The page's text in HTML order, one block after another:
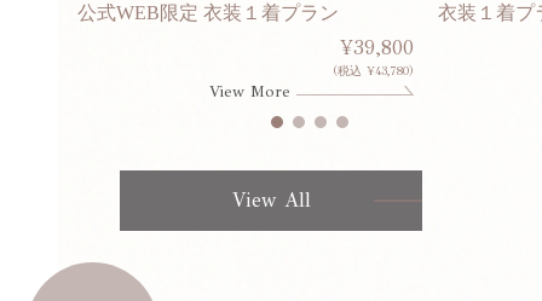
公式WEB限定 衣装１着プラン
¥39,800
(税込 ¥43,780)
View More
衣装１着プ
View All